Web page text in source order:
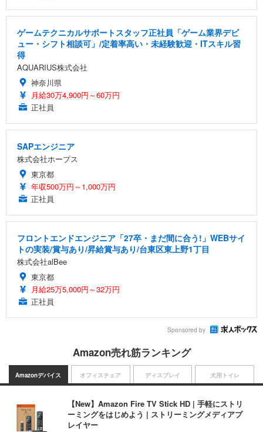
ゲームテクニカルサポートスタッフ正社員「ゲーム業界デビ
ュー・シフト相談可」/定着率高い・未経験歓迎・ITスキル習
得
AQUARIUS株式会社
神奈川県
月給30万4,900円～60万円
正社員
SAPエンジニア
株式会社ホープス
東京都
年収500万円～1,000万円
正社員
フロントエンドエンジニア「27卒・まだ間に合う!」WEBサイ
トの実装/賞与あり/昇給賞与あり/台東区東上野1丁目
株式会社alBee
東京都
月給25万5,000円～32万円
正社員
Sponsored by
Amazon売れ筋ランキング
Amazonデバイス
【New】Amazon Fire TV Stick HD | 手軽にストリ
ーミングをはじめよう | ストリーミングメディアプ
レイヤー
オフィスチェア ディスプレイ 犬用トイレ